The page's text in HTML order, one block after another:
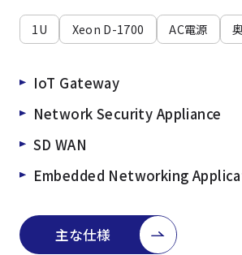
1U Xeon D-1700 AC電源
IoT Gateway
Network Security Appliance
SD WAN
Embedded Networking
主な仕様